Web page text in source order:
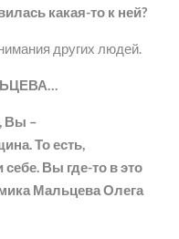
какая-то к ней?
других людей.
Вы –
То есть,
Вы где-то в это
Мальцева Олега